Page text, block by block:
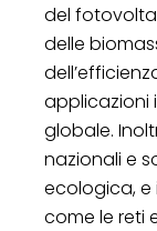
del
delle
applicazioni
globale.
nazionali e
ecologica, e
come le reti